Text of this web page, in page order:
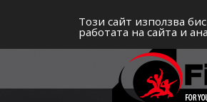
Този сайт използва
работата на сайта и
СПОРТЪТ И